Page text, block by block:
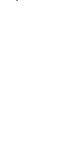
снижает общие
моделей и
автомобиль,
потребностям
покупки
оперативнее,
нового